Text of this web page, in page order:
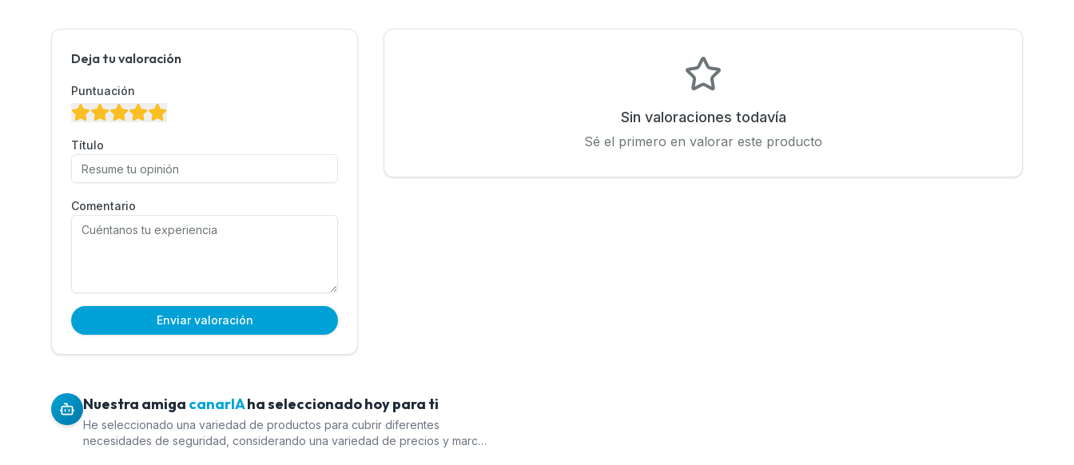
Deja tu valoración
Puntuación
Título
Comentario
Enviar valoración
Sin valoraciones todavía
Sé el primero en valorar este producto
Nuestra amiga canarIAha seleccionado hoy para ti
He seleccionado una variedad de productos para cubrir diferentes
necesidades de seguridad, considerando una variedad de precios y marcas.